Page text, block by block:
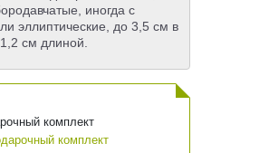
иногда с
эллиптические, до 3,5 см в
см длиной.
комплект